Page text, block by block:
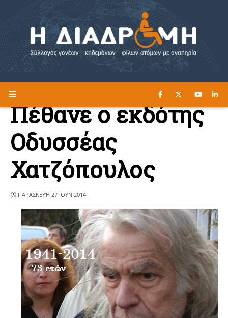
Η ΔΙΑΔΡΟΜΗ ΔΙΑΒΑΣΤΕ ΕΔΩ ►
Πέθανε ο εκδότης
Οδυσσέας
Χατζόπουλος
ΠΑΡΑΣΚΕΥΉ 27 ΙΟΥΝ 2014